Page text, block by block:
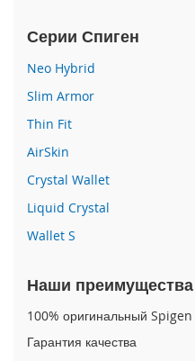
e
7
P
h
o
n
1
6
P
o
a
Серии Спиген
Neo Hybrid
Slim Armor
Thin Fit
AirSkin
Crystal Wallet
Liquid Crystal
Wallet S
Наши преимущества
100% оригинальный Spigen
Гарантия качества